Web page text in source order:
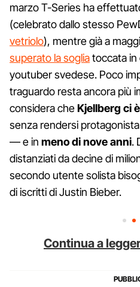
marzo T-Series ha
(celebrato dallo stesso
vetriolo), mentre già a
superato la sogliatoccata in
youtuber svedese. Poco
traguardo resta ancora più
considera cheKjellberg ci
senza rendersi
— e in meno di nove anni.
distanziati da decine di
secondo utente solista
di iscritti di Justin Bieber.
Continua a